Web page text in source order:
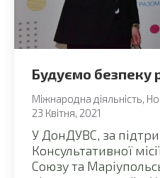
Будуємо безпеку
Міжнародна діяльність,
23 Квітня, 2021
У ДонДУВС, за
Консультативної
Союзу та